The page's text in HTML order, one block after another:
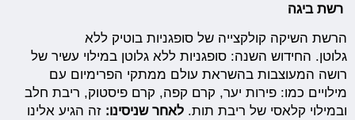
רשת ביגה
הרשת השיקה קולקצייה של סופגניות בוטיק ללא
גלוטן. החידוש השנה: סופגניות ללא גלוטן במילוי עשיר של
רושה המעוצבות בהשראת עולם ממתקי הפרימיום עם
מילויים כמו: פירות יער, קרם קפה, קרם פיסטוק, ריבת חלב
ובמילוי קלאסי של ריבת תות.לאחר שניסינו: זה הגיע אלינו